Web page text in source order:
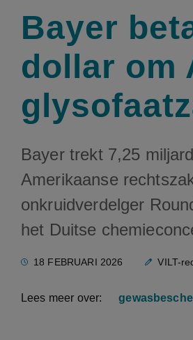
Bayer
dollar om
Bayer trekt 7,25
Amerikaanse
onkruidverdelger
het Duitse
18 FEBRUARI 2026 VILT-
Lees meer over: